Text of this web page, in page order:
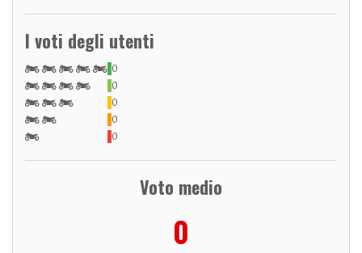
I voti degli utenti
0
0
0
0
0
Voto medio
0